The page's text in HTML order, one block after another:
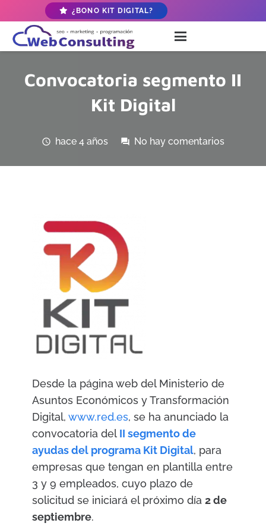
¿BONO KIT DIGITAL?
Convocatoria segmento II
Kit Digital
schedule hace 4 años forum No hay comentarios
Desde la página web del Ministerio de
Asuntos Económicos y Transformación
Digital, www.red.es, se ha anunciado la
convocatoria del II segmento de
ayudas del programa Kit Digital, para
empresas que tengan en plantilla entre
3 y 9 empleados, cuyo plazo de
solicitud se iniciará el próximo día 2 de
septiembre.